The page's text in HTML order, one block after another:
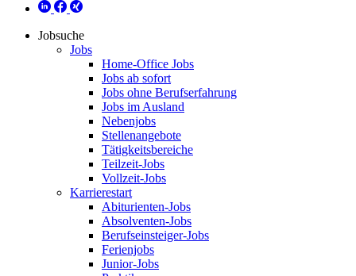
Jobsuche
Jobs
Home-Office Jobs
Jobs ab sofort
Jobs ohne Berufserfahrung
Jobs im Ausland
Nebenjobs
Stellenangebote
Tätigkeitsbereiche
Teilzeit-Jobs
Vollzeit-Jobs
Karrierestart
Abiturienten-Jobs
Absolventen-Jobs
Berufseinsteiger-Jobs
Ferienjobs
Junior-Jobs